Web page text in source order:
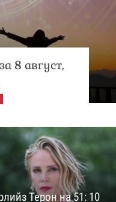
8 август,
Терон на 51: 10